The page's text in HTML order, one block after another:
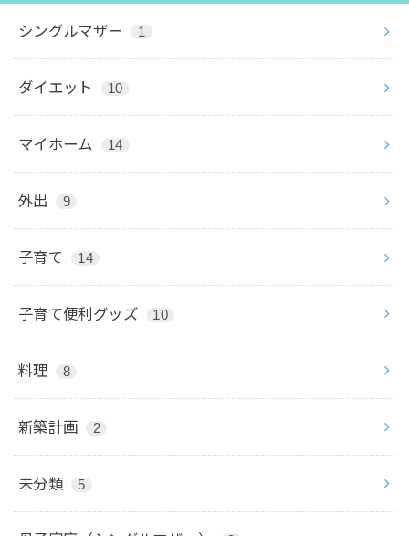
シングルマザー 1
ダイエット 10
マイホーム 14
外出 9
子育て 14
子育て便利グッズ 10
料理 8
新築計画 2
未分類 5